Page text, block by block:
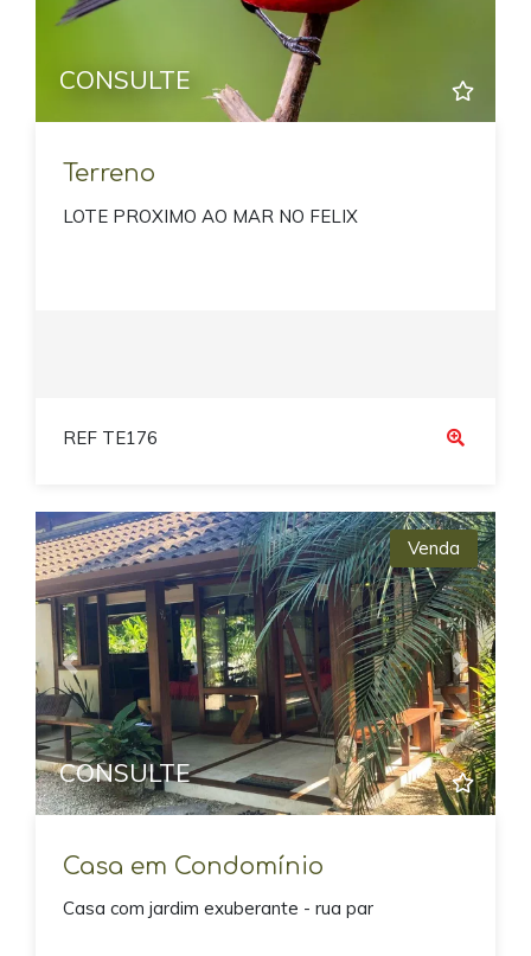
CONSULTE
Terreno
LOTE PROXIMO AO MAR NO FELIX
REF TE176
Previous Next
Venda
CONSULTE
Casa em Condomínio
Casa com jardim exuberante - rua par